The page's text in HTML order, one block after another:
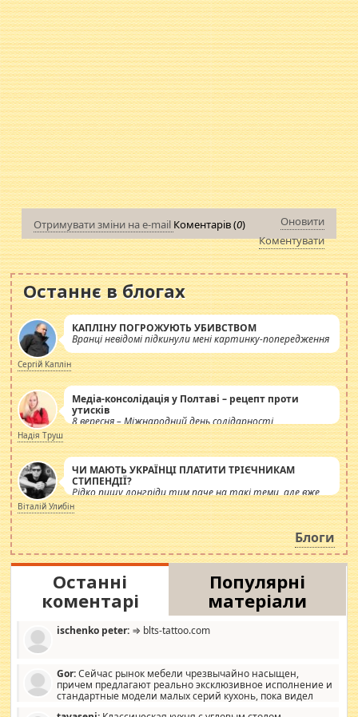
Отримувати зміни на e-mail Коментарів (0)
Оновити
Коментувати
Останнє в блогах
КАПЛІНУ ПОГРОЖУЮТЬ УБИВСТВОМ
Вранці невідомі підкинули мені картинку-попередження
Сергій Каплін
Медіа-консолідація у Полтаві – рецепт проти
утисків
8 вересня – Міжнародний день солідарності
журналістів.
Надія Труш
ЧИ МАЮТЬ УКРАЇНЦІ ПЛАТИТИ ТРІЄЧНИКАМ
СТИПЕНДІЇ?
Рідко пишу лонгріди тим паче на такі теми, але вже
просто дістало! Обурюють сьогоднішні інсенуації
навколо стипендіального питання. Штучно
роздувається ще одна соціальна катастрофа.
Віталій Улибін
Блоги
Останні
коментарі
Популярні
матеріали
ischenko peter: ⇒ blts-tattoo.com
Gor:Сейчас рынок мебели чрезвычайно насыщен,
причем предлагают реально эксклюзивное исполнение и
стандартные модели малых серий кухонь, пока видел